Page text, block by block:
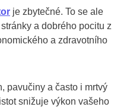
je zbytečné. To se ale
a dobrého pocitu z
a zdravotního
pavučiny a často i mrtvý
snižuje výkon vašeho